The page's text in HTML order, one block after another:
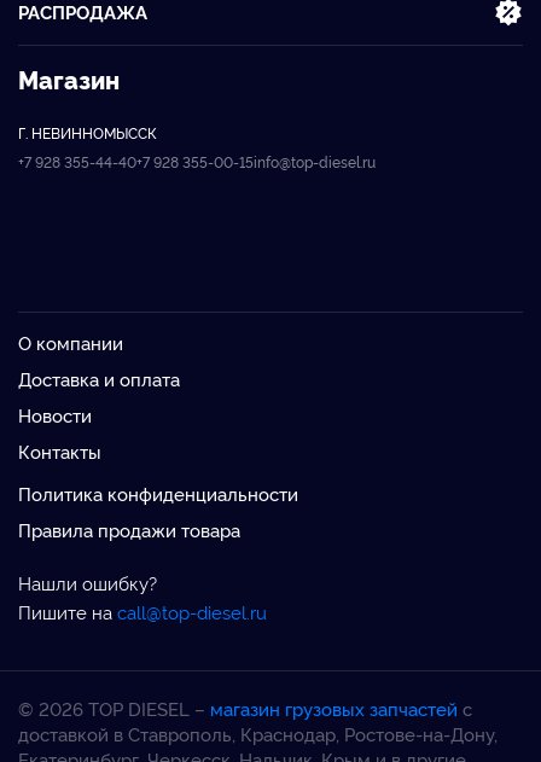
РАСПРОДАЖА
Магазин
Г. НЕВИННОМЫССК
+7 928 355-44-40+7 928 355-00-15info@top-diesel.ru
О компании
Доставка и оплата
Новости
Контакты
Политика конфиденциальности
Правила продажи товара
Нашли ошибку?
Пишите наcall@top-diesel.ru
© 2026 TOP DIESEL – магазин грузовых запчастей с
доставкой в Ставрополь, Краснодар, Ростове-на-Дону,